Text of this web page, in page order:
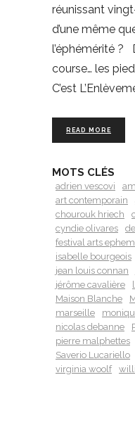
réunissant
d’une même
l’éphémérité ?
course… les
C’est
READ MORE
MOTS CLÉS
adrien vescovi
art contemporain
chourouk hriech
cyndie olivares
festival arts
isabelle bourgeois
jean louis connan
jérôme cavalière
Maison Blanche
marseille
nicolas debanne
pierre malphettes
Saverio Lucariello
virginia woolf